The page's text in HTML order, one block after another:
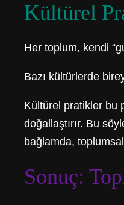
Kültürel
Her toplum, kendi
Bazı kültürlerde
Kültürel pratikler bu
doğallaştırır. Bu
bağlamda,
Sonuç: